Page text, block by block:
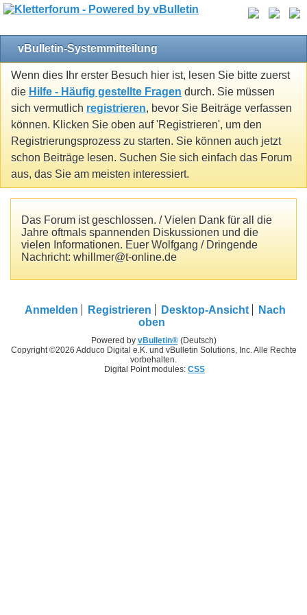
vBulletin-Systemmitteilung
Wenn dies Ihr erster Besuch hier ist, lesen Sie bitte zuerst
die Hilfe - Häufig gestellte Fragen durch. Sie müssen
sich vermutlich registrieren, bevor Sie Beiträge verfassen
können. Klicken Sie oben auf 'Registrieren', um den
Registrierungsprozess zu starten. Sie können auch jetzt
schon Beiträge lesen. Suchen Sie sich einfach das Forum
aus, das Sie am meisten interessiert.
Das Forum ist geschlossen. / Vielen Dank für all die
Jahre oftmals spannenden Diskussionen und die
vielen Informationen. Euer Wolfgang / Dringende
Nachricht: whillmer@t-online.de
Anmelden Registrieren Desktop-Ansicht
Nach
oben
Powered by vBulletin®(Deutsch)
Copyright ©2026 Adduco Digital e.K. und vBulletin Solutions, Inc. Alle Rechte
vorbehalten.
Digital Point modules: CSS